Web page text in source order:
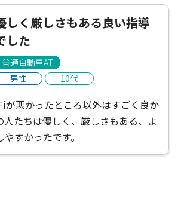
しく厳しさもある良い指導
した
普通自動車AT
男性
10代
が悪かったところ以外はすごく良か
人たちは優しく、厳しさもある、よ
すかったです。